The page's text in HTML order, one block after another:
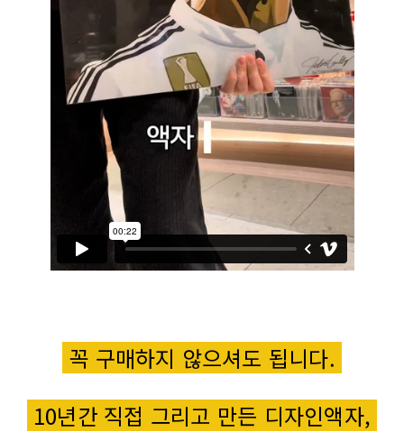
꼭 구매하지 않으셔도 됩니다.
10년간 직접 그리고 만든 디자인액자,